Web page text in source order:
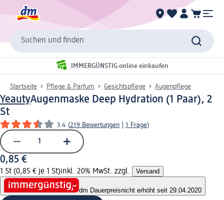
Suchen und finden
IMMERGÜNSTIG online einkaufen
Startseite Pflege & Parfum Gesichtspflege Augenpflege
YeautyAugenmaske Deep Hydration (1 Paar), 2
St
3.4 (219 Bewertungen 1 Frage)
0,85 €
1 St (0,85 € je 1 St)inkl. 20% MwSt. zzgl. Versand
dm Dauerpreisnicht erhöht seit 29.04.2020